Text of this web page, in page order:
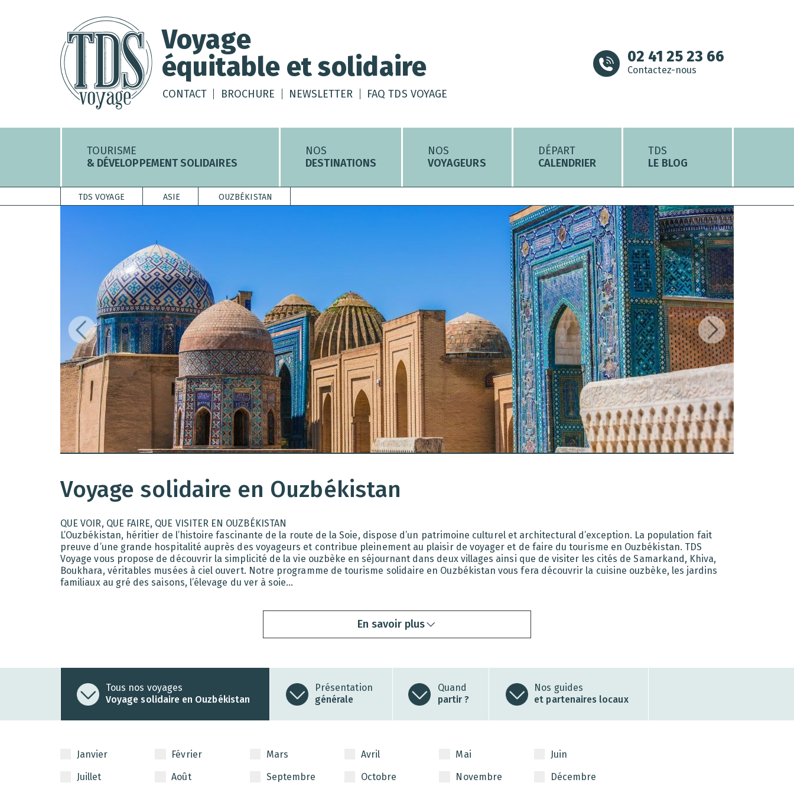
Voyage
équitable et solidaire
CONTACT BROCHURE NEWSLETTER FAQ TDS VOYAGE
02 41 25 23 66
Contactez-nous
TOURISME
& DÉVELOPPEMENT SOLIDAIRES
NOS
DESTINATIONS
NOS
VOYAGEURS
DÉPART
CALENDRIER
TDS
LE BLOG
TDS VOYAGE ASIE OUZBÉKISTAN
Voyage solidaire en Ouzbékistan
QUE VOIR, QUE FAIRE, QUE VISITER EN OUZBÉKISTAN
L’Ouzbékistan, héritier de l’histoire fascinante de la route de la Soie, dispose d’un patrimoine culturel et architectural d’exception. La population fait
preuve d’une grande hospitalité auprès des voyageurs et contribue pleinement au plaisir de voyager et de faire du tourisme en Ouzbékistan. TDS
Voyage vous propose de découvrir la simplicité de la vie ouzbèke en séjournant dans deux villages ainsi que de visiter les cités de Samarkand, Khiva,
Boukhara, véritables musées à ciel ouvert. Notre programme de tourisme solidaire en Ouzbékistan vous fera découvrir la cuisine ouzbèke, les jardins
familiaux au gré des saisons, l’élevage du ver à soie…
En savoir plus
Tous nos voyages
Voyage solidaire en Ouzbékistan
Présentation
générale
Quand
partir ?
Nos guides
et partenaires locaux
Janvier Février Mars Avril Mai Juin
Juillet Août Septembre Octobre Novembre Décembre